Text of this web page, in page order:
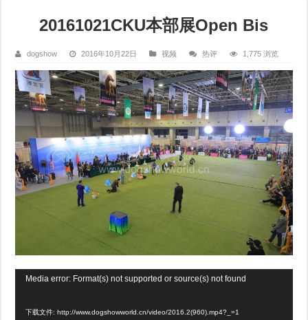
20161021CKU本部展Open Bis
dogshow 2016年10月22日 视频 热评 1,775 浏览
Media error: Format(s) not supported or source(s) not found
下载文件: http://www.dogshowworld.cn/video/2016.2(960).mp4?_=1